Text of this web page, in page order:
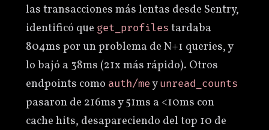
las transacciones más lentas desde Sentry,
identificó que get_profiles tardaba
804ms por un problema de N+1 queries, y
lo bajó a 38ms (21x más rápido). Otros
endpoints como auth/meyunread_counts
pasaron de 216ms y 51ms a <10ms con
cache hits, desapareciendo del top 10 de